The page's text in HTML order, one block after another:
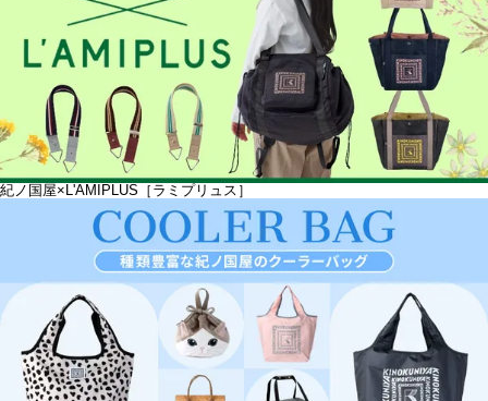
紀ノ国屋×L'AMIPLUS［ラミプリュス］